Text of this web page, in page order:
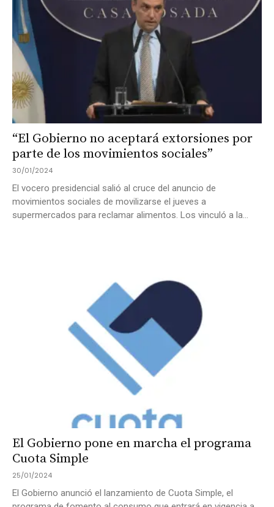
“El Gobierno no aceptará extorsiones por
parte de los movimientos sociales”
30/01/2024
El vocero presidencial salió al cruce del anuncio de
movimientos sociales de movilizarse el jueves a
supermercados para reclamar alimentos. Los vinculó a la...
El Gobierno pone en marcha el programa
Cuota Simple
25/01/2024
El Gobierno anunció el lanzamiento de Cuota Simple, el